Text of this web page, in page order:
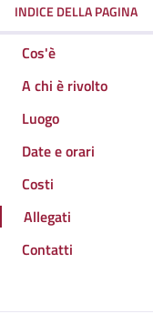
INDICE DELLA PAGINA
Cos'è
A chi è rivolto
Luogo
Date e orari
Costi
Allegati
Contatti